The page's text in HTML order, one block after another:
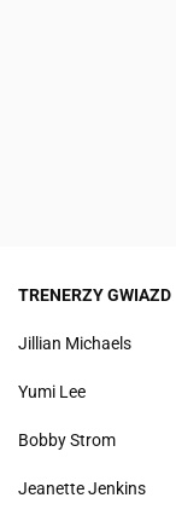
TRENERZY GWIAZD
Jillian Michaels
Yumi Lee
Bobby Strom
Jeanette Jenkins